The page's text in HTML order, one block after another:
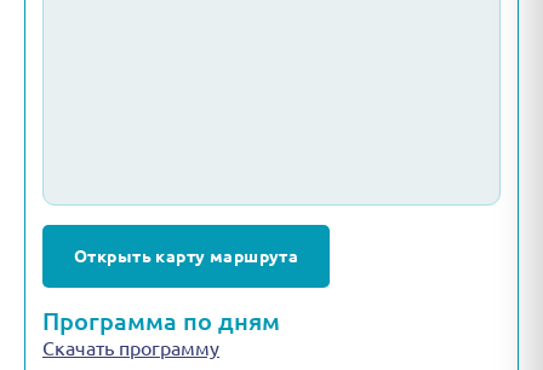
Открыть карту маршрута
Программа по дням
Скачать программу